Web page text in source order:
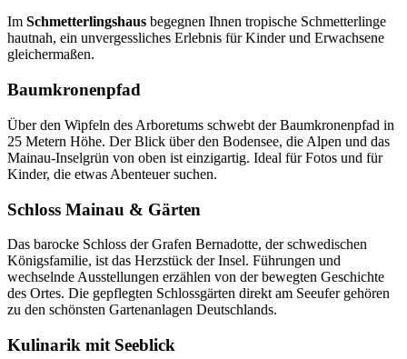
Im Schmetterlingshaus begegnen Ihnen tropische Schmetterlinge
hautnah, ein unvergessliches Erlebnis für Kinder und Erwachsene
gleichermaßen.
Baumkronenpfad
Über den Wipfeln des Arboretums schwebt der Baumkronenpfad in
25 Metern Höhe. Der Blick über den Bodensee, die Alpen und das
Mainau-Inselgrün von oben ist einzigartig. Ideal für Fotos und für
Kinder, die etwas Abenteuer suchen.
Schloss Mainau & Gärten
Das barocke Schloss der Grafen Bernadotte, der schwedischen
Königsfamilie, ist das Herzstück der Insel. Führungen und
wechselnde Ausstellungen erzählen von der bewegten Geschichte
des Ortes. Die gepflegten Schlossgärten direkt am Seeufer gehören
zu den schönsten Gartenanlagen Deutschlands.
Kulinarik mit Seeblick